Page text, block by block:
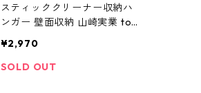
スティッククリーナー収納ハ
ンガー 壁面収納 山崎実業 tow
ードレスクリーナーホルダー
石こうボード壁対応 10082 ホ
¥2,970
SOLD OUT